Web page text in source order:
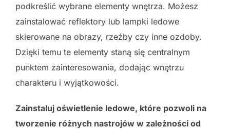
podkreślić wybrane elementy wnętrza. Możesz
zainstalować reflektory lub lampki ledowe
skierowane na obrazy, rzeźby czy inne ozdoby.
Dzięki temu te elementy staną się centralnym
punktem zainteresowania, dodając wnętrzu
charakteru i wyjątkowości.
Zainstaluj oświetlenie ledowe, które pozwoli na
tworzenie różnych nastrojów w zależności od